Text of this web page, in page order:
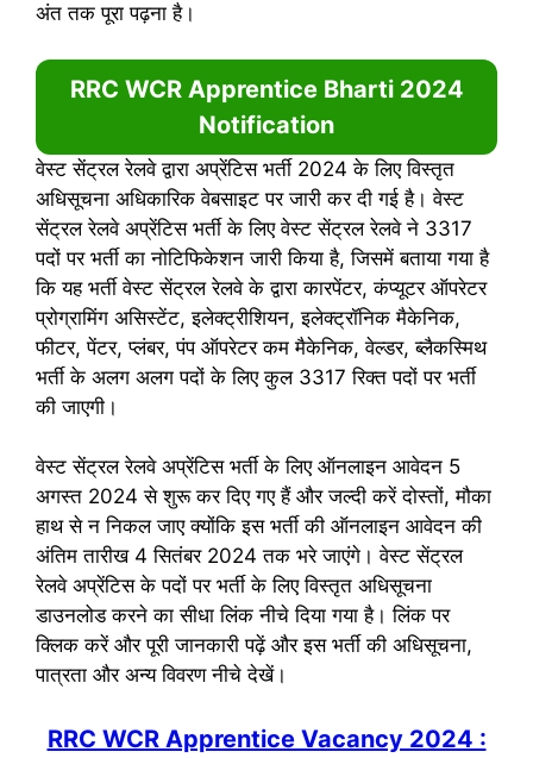
अंत तक पूरा पढ़ना है।
RRC WCR Apprentice Bharti 2024
Notification
वेस्ट सेंट्रल रेलवे द्वारा अप्रेंटिस भर्ती 2024 के लिए विस्तृत
अधिसूचना अधिकारिक वेबसाइट पर जारी कर दी गई है। वेस्ट
सेंट्रल रेलवे अप्रेंटिस भर्ती के लिए वेस्ट सेंट्रल रेलवे ने 3317
पदों पर भर्ती का नोटिफिकेशन जारी किया है, जिसमें बताया गया है
कि यह भर्ती वेस्ट सेंट्रल रेलवे के द्वारा कारपेंटर, कंप्यूटर ऑपरेटर
प्रोग्रामिंग असिस्टेंट, इलेक्ट्रीशियन, इलेक्ट्रॉनिक मैकेनिक,
फीटर, पेंटर, प्लंबर, पंप ऑपरेटर कम मैकेनिक, वेल्डर, ब्लैकस्मिथ
भर्ती के अलग अलग पदों के लिए कुल 3317 रिक्त पदों पर भर्ती
की जाएगी।
वेस्ट सेंट्रल रेलवे अप्रेंटिस भर्ती के लिए ऑनलाइन आवेदन 5
अगस्त 2024 से शुरू कर दिए गए हैं और जल्दी करें दोस्तों, मौका
हाथ से न निकल जाए क्योंकि इस भर्ती की ऑनलाइन आवेदन की
अंतिम तारीख 4 सितंबर 2024 तक भरे जाएंगे। वेस्ट सेंट्रल
रेलवे अप्रेंटिस के पदों पर भर्ती के लिए विस्तृत अधिसूचना
डाउनलोड करने का सीधा लिंक नीचे दिया गया है। लिंक पर
क्लिक करें और पूरी जानकारी पढ़ें और इस भर्ती की अधिसूचना,
पात्रता और अन्य विवरण नीचे देखें।
RRC WCR Apprentice Vacancy 2024 :